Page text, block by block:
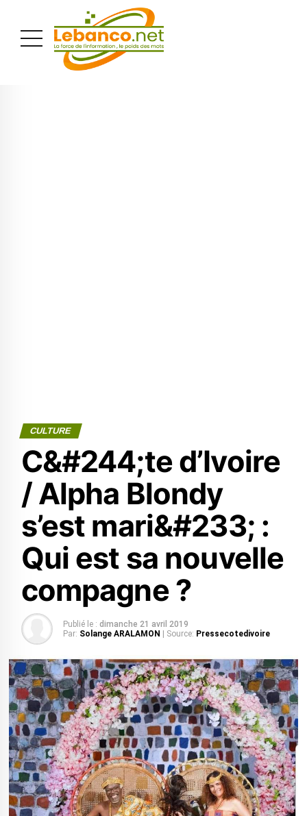
CULTURE
C&#244;te d’Ivoire
/ Alpha Blondy
s’est mari&#233; :
Qui est sa nouvelle
compagne ?
Publié le : dimanche 21 avril 2019
Par: Solange ARALAMON | Source: Pressecotedivoire